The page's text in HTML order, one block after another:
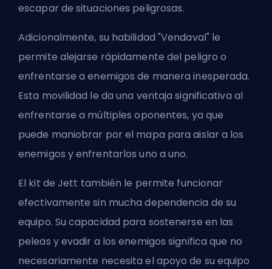
escapar de situaciones peligrosas.
Adicionalmente, su habilidad "Vendaval" le
permite alejarse rápidamente del peligro o
enfrentarse a enemigos de manera inesperada.
Esta movilidad le da una ventaja significativa al
enfrentarse a múltiples oponentes, ya que
puede maniobrar por el mapa para aislar a los
enemigos y enfrentarlos uno a uno.
El kit de Jett también le permite funcionar
efectivamente sin mucha dependencia de su
equipo. Su capacidad para sostenerse en las
peleas y evadir a los enemigos significa que no
necesariamente necesita el apoyo de su equipo